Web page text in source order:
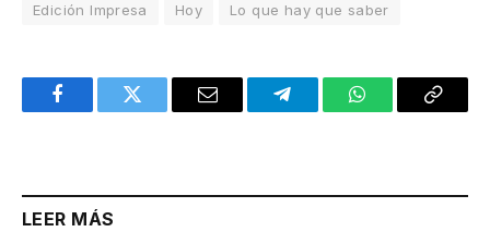
Edición Impresa Hoy Lo que hay que saber
FacebookTwitter Email TelegramWhatsAppCopy
LEER MÁS